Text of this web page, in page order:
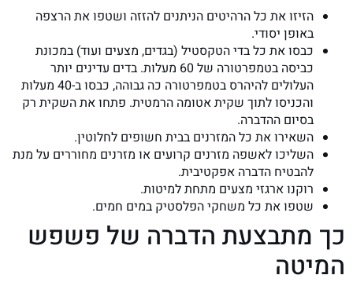
הזיזו את כל הרהיטים הניתנים להזזה ושטפו את הרצפה
באופן יסודי.
כבסו את כל בדי הטקסטיל (בגדים, מצעים ועוד) במכונת
כביסה בטמפרטורה של 60 מעלות. בדים עדינים יותר
העלולים להיהרס בטמפרטורה כה גבוהה, כבסו ב-40 מעלות
והכניסו לתוך שקית אטומה הרמטית. פתחו את השקית רק
בסיום ההדברה.
השאירו את כל המזרנים בבית חשופים לחלוטין.
השליכו לאשפה מזרנים קרועים או מזרנים מחוררים על מנת
להבטיח הדברה אפקטיבית.
רוקנו ארגזי מצעים מתחת למיטות.
שטפו את כל משחקי הפלסטיק במים חמים.
כך מתבצעת הדברה של פשפש
המיטה